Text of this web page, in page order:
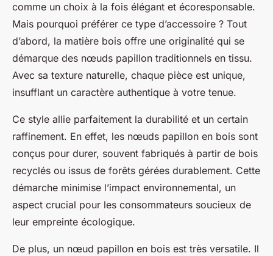
comme un choix à la fois élégant et écoresponsable.
Mais pourquoi préférer ce type d’accessoire ? Tout
d’abord, la matière bois offre une originalité qui se
démarque des nœuds papillon traditionnels en tissu.
Avec sa texture naturelle, chaque pièce est unique,
insufflant un caractère authentique à votre tenue.
Ce style allie parfaitement la durabilité et un certain
raffinement. En effet, les nœuds papillon en bois sont
conçus pour durer, souvent fabriqués à partir de bois
recyclés ou issus de forêts gérées durablement. Cette
démarche minimise l’impact environnemental, un
aspect crucial pour les consommateurs soucieux de
leur empreinte écologique.
De plus, un nœud papillon en bois est très versatile. Il